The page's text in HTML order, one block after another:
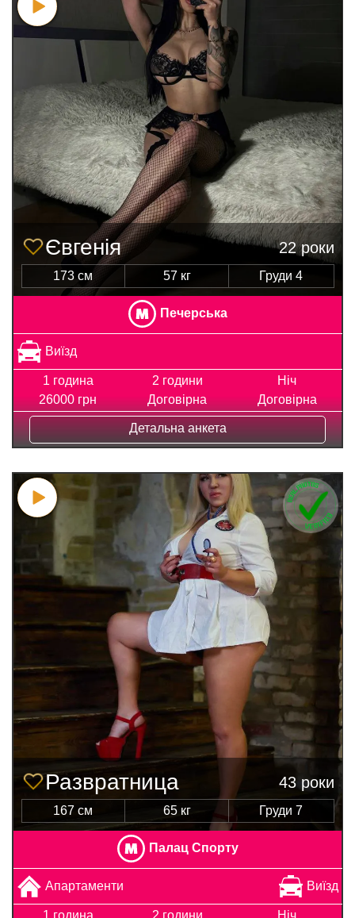
Євгенія 22 роки
173 см 57 кг Груди 4
Печерська
Виїзд
1 година
26000 грн
2 години
Договірна
Ніч
Договірна
Детальна анкета
Развратница 43 роки
167 см 65 кг Груди 7
Палац Спорту
Апартаменти Виїзд
1 година 2 години Ніч